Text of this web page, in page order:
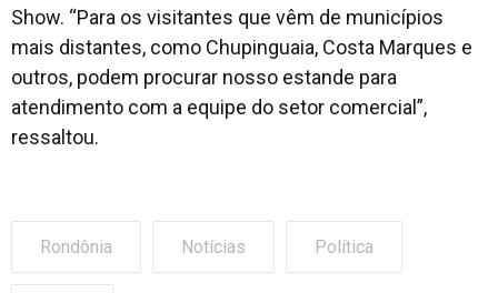
Show. “Para os visitantes que vêm de municípios
mais distantes, como Chupinguaia, Costa Marques e
outros, podem procurar nosso estande para
atendimento com a equipe do setor comercial”,
ressaltou.
Rondônia Notícias Política